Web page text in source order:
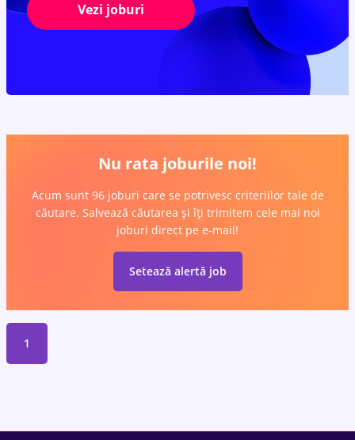
Vezi joburi
Nu rata joburile noi!
Acum sunt 96 joburi care se potrivesc criteriilor tale de
căutare. Salvează căutarea și îți trimitem cele mai noi
joburi direct pe e-mail!
Setează alertă job
1